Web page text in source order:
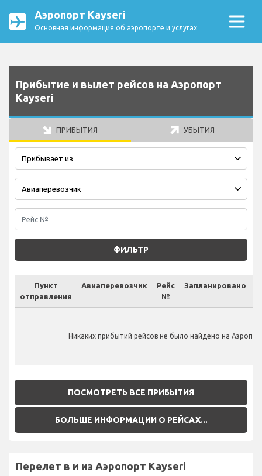
Аэропорт Kayseri
Основная информация об аэропорте и услугах
Прибытие и вылет рейсов на Аэропорт
Kayseri
ПРИБЫТИЯ УБЫТИЯ
ФИЛЬТР
Пункт
отправления
Авиаперевозчик
Рейс
№
Запланировано
Никаких прибытий рейсов не было найдено на
ПОСМОТРЕТЬ ВСЕ ПРИБЫТИЯ
БОЛЬШЕ ИНФОРМАЦИИ О РЕЙСАХ...
Перелет в и из Аэропорт Kayseri